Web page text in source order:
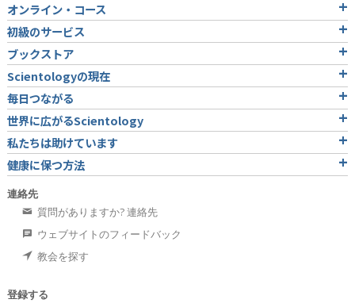
オンライン・コース
初級のサービス
ブックストア
Scientologyの現在
毎日つながる
世界に広がるScientology
私たちは助けています
健康に保つ方法
連絡先
質問がありますか? 連絡先
ウェブサイトのフィードバック
教会を探す
登録する